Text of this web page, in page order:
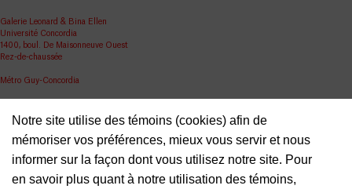
Notre site utilise des témoins (cookies) afin de
mémoriser vos préférences, mieux vous servir et nous
informer sur la façon dont vous utilisez notre site. Pour
en savoir plus quant à notre utilisation des témoins,
Galerie Leonard & Bina Ellen
Université Concordia
1400, boul. De Maisonneuve Ouest
Rez-de-chaussée
Métro Guy-Concordia